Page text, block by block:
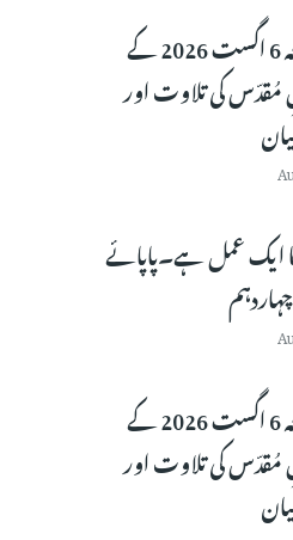
آج مورخہ 6 اگست 2026 کے
کی تلاوت اور
ایک عمل ہے۔پاپائے
آج مورخہ 6 اگست 2026 کے
کی تلاوت اور